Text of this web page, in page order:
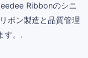
Ribbonのシニ
ボン製造と品質管理
す。.